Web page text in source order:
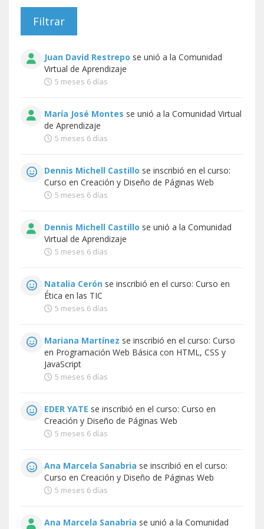
Juan David Restrepo se unió a la Comunidad
Virtual de Aprendizaje
5 meses 6 días
María José Montes se unió a la Comunidad Virtual
de Aprendizaje
5 meses 6 días
Dennis Michell Castillo se inscribió en el curso:
Curso en Creación y Diseño de Páginas Web
5 meses 6 días
Dennis Michell Castillo se unió a la Comunidad
Virtual de Aprendizaje
5 meses 6 días
Natalia Cerón se inscribió en el curso: Curso en
Ética en las TIC
5 meses 6 días
Mariana Martínez se inscribió en el curso: Curso
en Programación Web Básica con HTML, CSS y
JavaScript
5 meses 6 días
EDER YATE se inscribió en el curso: Curso en
Creación y Diseño de Páginas Web
5 meses 6 días
Ana Marcela Sanabria se inscribió en el curso:
Curso en Creación y Diseño de Páginas Web
5 meses 6 días
Ana Marcela Sanabria se unió a la Comunidad